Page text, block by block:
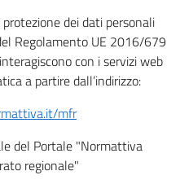
dei dati personali
Regolamento UE 2016/679
con i servizi web
a partire dall’indirizzo:
mfr
del Portale "Normattiva
regionale"